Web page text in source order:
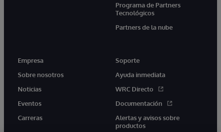
Programa de Partners
Tecnológicos
Partners de la nube
Empresa
Sobre nosotros
Noticias
Eventos
Carreras
Soporte
Ayuda inmediata
WRC Directo
Documentación
Alertas y avisos sobre
productos